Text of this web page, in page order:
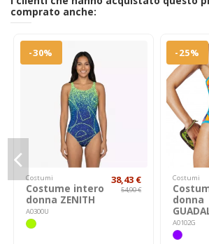
comprato anche:
-30%
Costumi
Costume intero
donna ZENITH
A0300U
38,43 €
54,90 €
-25%
Costumi
donna
A0102G